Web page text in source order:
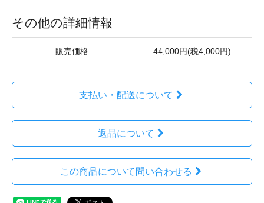
その他の詳細情報
販売価格 44,000円(税4,000円)
支払い・配送について
返品について
この商品について問い合わせる